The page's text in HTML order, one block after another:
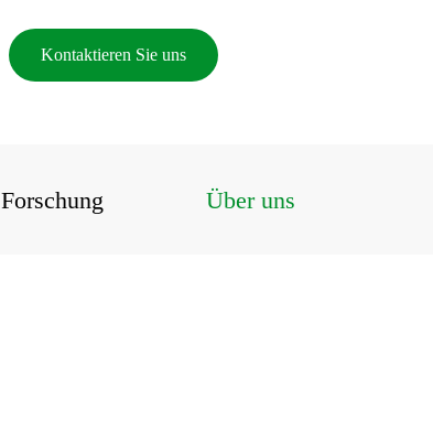
Kontaktieren Sie uns
Forschung Über uns